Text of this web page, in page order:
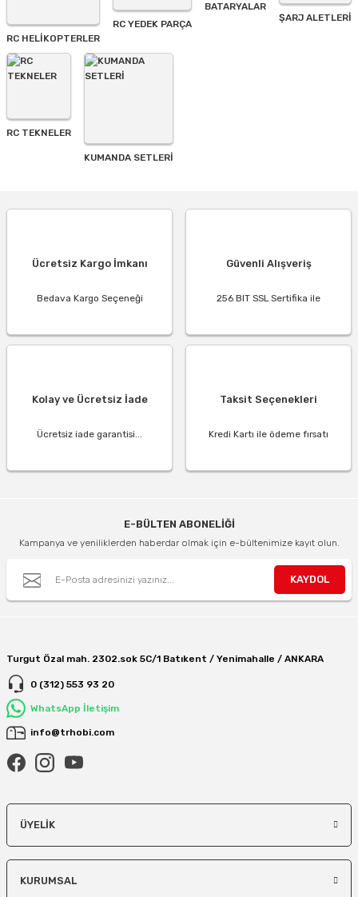
Gönder
RC HELİKOPTERLER
RC YEDEK PARÇA
BATARYALAR
ŞARJ ALETLERI
RC TEKNELER
KUMANDA SETLERİ
Ücretsiz Kargo İmkanı
Bedava Kargo Seçeneği
Güvenli Alışveriş
256 BIT SSL Sertifika ile
Kolay ve Ücretsiz İade
Ücretsiz iade garantisi...
Taksit Seçenekleri
Kredi Kartı ile ödeme fırsatı
E-BÜLTEN ABONELİĞİ
Kampanya ve yeniliklerden haberdar olmak için e-bültenimize kayıt olun.
KAYDOL
Turgut Özal mah. 2302.sok 5C/1 Batıkent / Yenimahalle / ANKARA
0 (312) 553 93 20
WhatsApp İletişim
info@trhobi.com
ÜYELIK
KURUMSAL